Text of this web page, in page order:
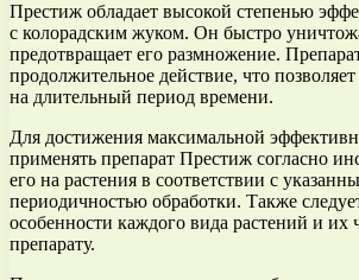
Престиж обладает высокой степенью
с колорадским жуком. Он быстро
предотвращает его размножение.
продолжительное действие, что
на длительный период времени.
Для достижения максимальной
применять препарат Престиж согласно
его на растения в соответствии с
периодичностью обработки. Также
особенности каждого вида растений и их
препарату.